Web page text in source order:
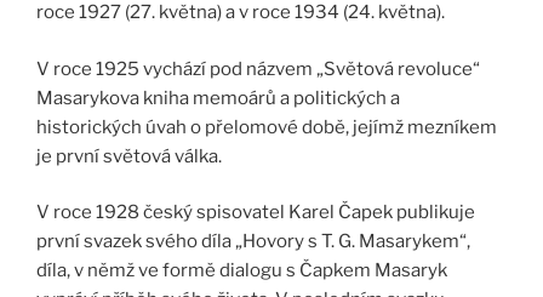
roce 1927 (27. května) a v roce 1934 (24. května).
V roce 1925 vychází pod názvem „Světová revoluce“
Masarykova kniha memoárů a politických a
historických úvah o přelomové době, jejímž mezníkem
je první světová válka.
V roce 1928 český spisovatel Karel Čapek publikuje
první svazek svého díla „Hovory s T. G. Masarykem“,
díla, v němž ve formě dialogu s Čapkem Masaryk